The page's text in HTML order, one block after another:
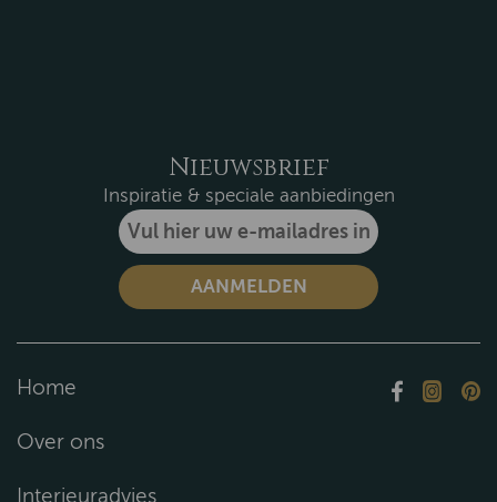
Nieuwsbrief
Inspiratie & speciale aanbiedingen
Home
Over ons
Interieuradvies